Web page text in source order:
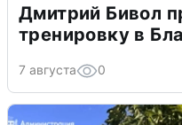
Дмитрий Бивол
тренировку в
7 августа 0